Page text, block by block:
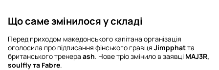
Що саме змінилося у складі
Перед приходом македонського капітана організація
оголосила про підписання фінського гравця Jimpphatта
британського тренера ash. Нове тріо змінило в заявці MAJ3R,
soulfly та Fabre.